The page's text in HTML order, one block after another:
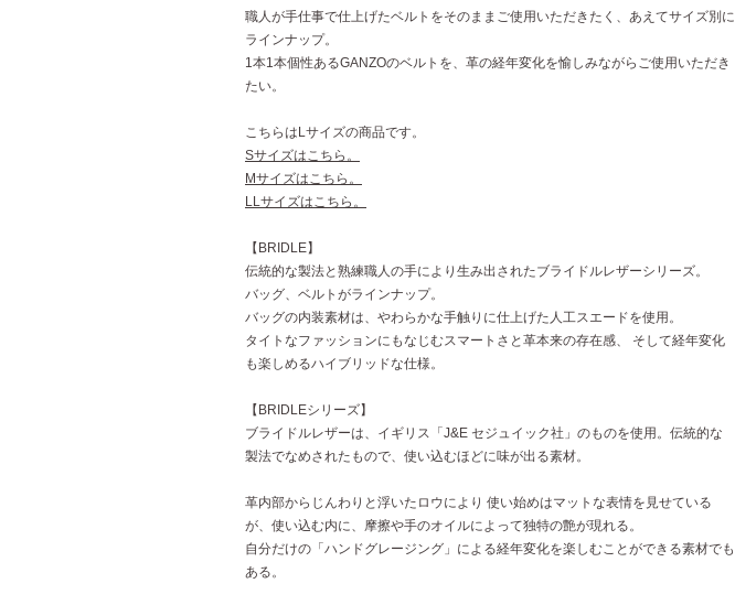
職人が手仕事で仕上げたベルトをそのままご使用いただきたく、あえてサイズ別に
ラインナップ。
1本1本個性あるGANZOのベルトを、革の経年変化を愉しみながらご使用いただき
たい。
こちらはLサイズの商品です。
Sサイズはこちら。
Mサイズはこちら。
LLサイズはこちら。
【BRIDLE】
伝統的な製法と熟練職人の手により生み出されたブライドルレザーシリーズ。
バッグ、ベルトがラインナップ。
バッグの内装素材は、やわらかな手触りに仕上げた人工スエードを使用。
タイトなファッションにもなじむスマートさと革本来の存在感、 そして経年変化
も楽しめるハイブリッドな仕様。
【BRIDLEシリーズ】
ブライドルレザーは、イギリス「J&E セジュイック社」のものを使用。伝統的な
製法でなめされたもので、使い込むほどに味が出る素材。
革内部からじんわりと浮いたロウにより 使い始めはマットな表情を見せている
が、使い込む内に、摩擦や手のオイルによって独特の艶が現れる。
自分だけの「ハンドグレージング」による経年変化を楽しむことができる素材でも
ある。